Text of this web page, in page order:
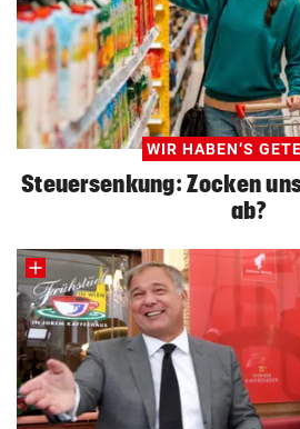
WIR HABEN‘S
Steuersenkung: Zocken
ab?